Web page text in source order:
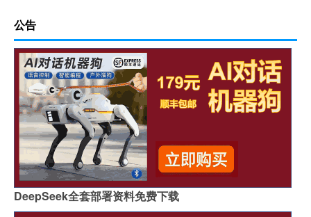
公告
DeepSeek全套部署资料免费下载